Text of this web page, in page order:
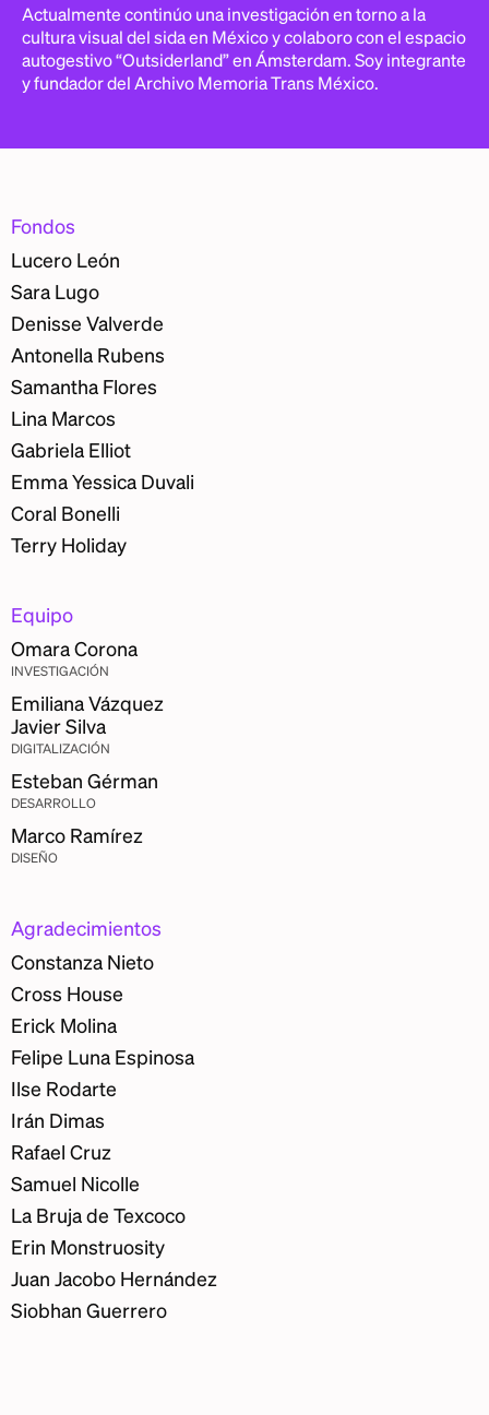
Actualmente continúo una investigación en torno a la
cultura visual del sida en México y colaboro con el espacio
autogestivo “Outsiderland” en Ámsterdam. Soy integrante
y fundador del Archivo Memoria Trans México.
Fondos
Lucero León
Sara Lugo
Denisse Valverde
Antonella Rubens
Samantha Flores
Lina Marcos
Gabriela Elliot
Emma Yessica Duvali
Coral Bonelli
Terry Holiday
Equipo
Omara Corona
INVESTIGACIÓN
Emiliana Vázquez
Javier Silva
DIGITALIZACIÓN
Esteban Gérman
DESARROLLO
Marco Ramírez
DISEÑO
Agradecimientos
Constanza Nieto
Cross House
Erick Molina
Felipe Luna Espinosa
Ilse Rodarte
Irán Dimas
Rafael Cruz
Samuel Nicolle
La Bruja de Texcoco
Erin Monstruosity
Juan Jacobo Hernández
Siobhan Guerrero